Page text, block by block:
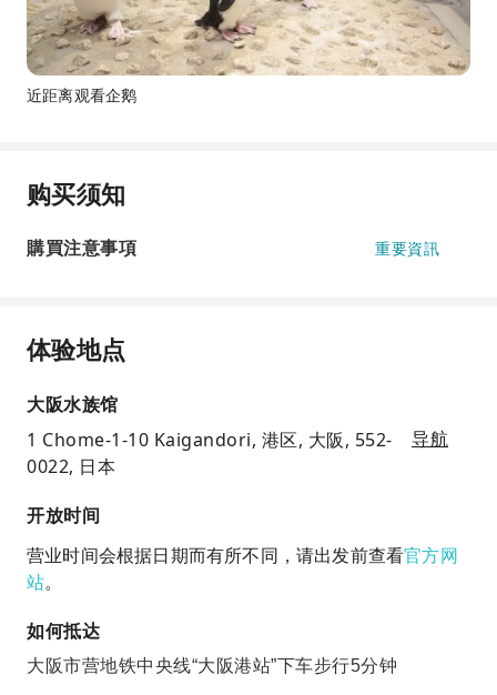
近距离观看企鹅
购买须知
購買注意事項 重要資訊
体验地点
大阪水族馆
1 Chome-1-10 Kaigandori, 港区, 大阪, 552-
0022, 日本
导航
开放时间
营业时间会根据日期而有所不同，请出发前查看官方网
站。
如何抵达
大阪市营地铁中央线“大阪港站”下车步行5分钟